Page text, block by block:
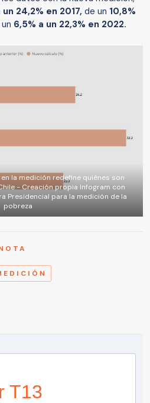
un 24,2% en 2017, de un 10,8%
6,5% a un 22,3% en 2022.
en la medición redefine quiénes son
- Creación propia Infogram con
Presidencial para la medición de la
pobreza
T13